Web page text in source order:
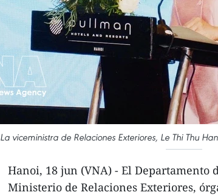
La viceministra de Relaciones Exteriores, Le Thi Thu
Hanoi, 18 jun (VNA) - El Departamento
Ministerio de Relaciones Exteriores,